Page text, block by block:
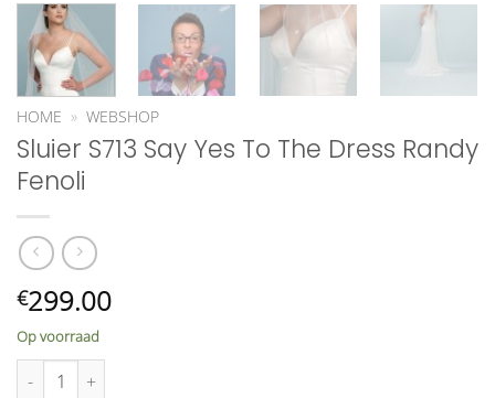
HOME » WEBSHOP
Sluier S713 Say Yes To The Dress Randy
Fenoli
€299.00
Op voorraad
Sluier S713 Say Yes To The Dress Randy Fenoli aantal